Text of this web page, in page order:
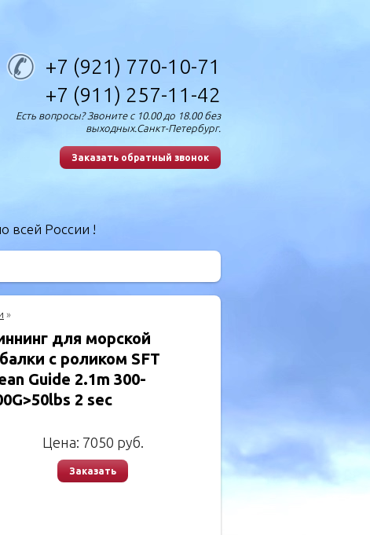
+7 (921) 770-10-71
+7 (911) 257-11-42
Есть вопросы? Звоните с 10.00 до 18.00 без
выходных.Санкт-Петербург.
Заказать обратный звонок
всей России !
»
для морской
с роликом SFT
Guide 2.1m 300-
2 sec
Цена: 7050 руб.
Заказать